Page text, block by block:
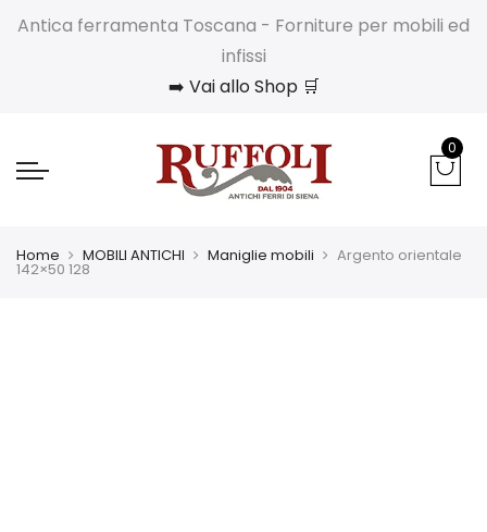
Antica ferramenta Toscana - Forniture per mobili ed
infissi
➡️ Vai allo Shop 🛒
0
Home MOBILI ANTICHI Maniglie mobili Argento orientale
142×50 128